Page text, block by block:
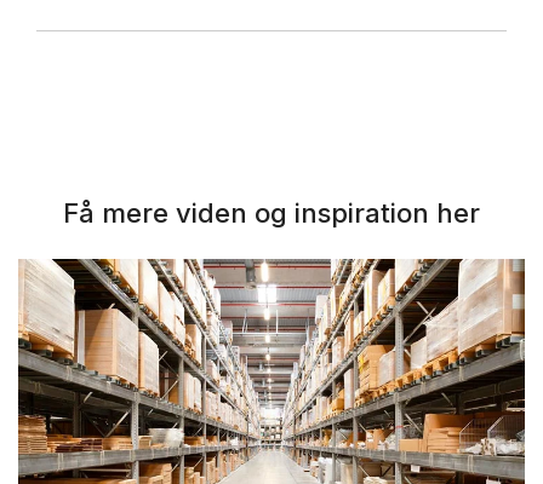
Få mere viden og inspiration her